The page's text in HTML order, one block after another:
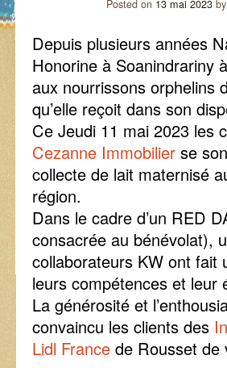
Posted on 13 mai 2023 by
Depuis plusieurs années
Honorine à Soanindrariny
aux nourrissons orphelins
qu’elle reçoit dans son
Ce Jeudi 11 mai 2023 les
Cezanne Immobilier se
collecte de lait maternisé
région.
Dans le cadre d’un RED
consacrée au bénévolat),
collaborateurs KW ont fait
leurs compétences et leur
La générosité et
convaincu les clients des
Lidl France de Rousset de